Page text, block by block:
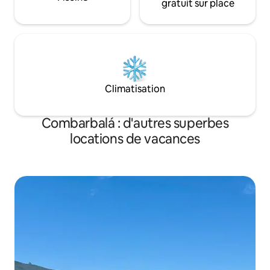
gratuit sur place
Climatisation
Combarbalá : d'autres superbes
locations de vacances